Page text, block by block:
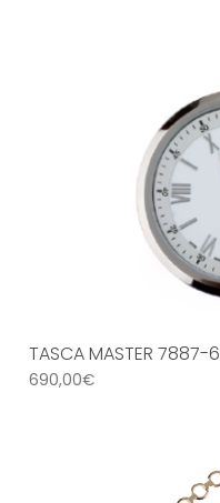
TASCA MASTER 7887-6
690,00€